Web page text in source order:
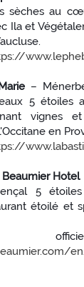
sèches au
Ila et
–
5
vignes
en
Hotel
5
étoilé et